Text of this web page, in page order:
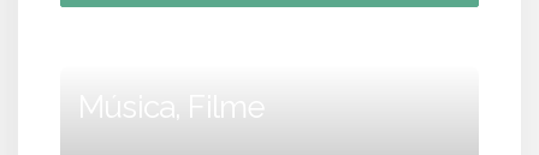
Música, Filme